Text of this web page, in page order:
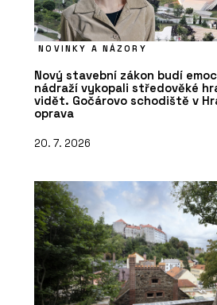
NOVINKY A NÁZORY
Nový stavební zákon budí
nádraží vykopali středověké
vidět. Gočárovo schodiště v
oprava
20. 7. 2026